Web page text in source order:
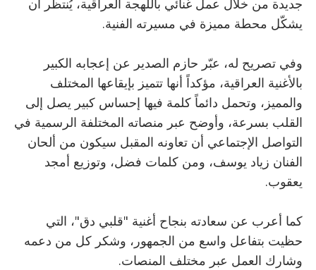
جديدة من خلال عمل غنائي باللهجة العراقية، يُنتظر أن
يشكّل محطة مميزة في مسيرته الفنية.
وفي تصريح له، عبّر حازم الصدير عن إعجابه الكبير
بالأغنية العراقية، مؤكداً أنها تتميز بإيقاعها المختلف
والمميز، وتحمل دائماً كلمة فيها إحساس كبير يصل إلى
القلب بسرعة، وأوضح عبر منصاته المختلفة الرسمية في
التواصل الإجتماعي أن تعاونه المقبل سيكون من ألحان
الفنان زياد يوسف، ومن كلمات فضل، وتوزيع أمجد
يعقوب.
كما أعرب عن سعادته بنجاح أغنية "قلبي دق"، التي
حظيت بتفاعل واسع من الجمهور، وشكر كل من دعمه
وشارك العمل عبر مختلف المنصات.